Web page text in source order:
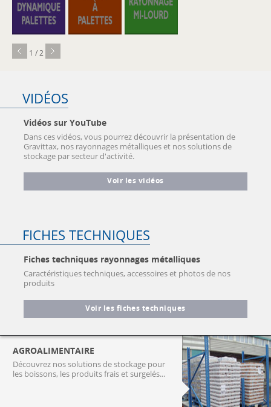
1 / 2
VIDÉOS
Vidéos sur YouTube
Dans ces vidéos, vous pourrez découvrir la présentation de
Gravittax, nos rayonnages métalliques et nos solutions de
stockage par secteur d'activité.
Voir les vidéos
FICHES TECHNIQUES
Fiches techniques rayonnages métalliques
Caractéristiques techniques, accessoires et photos de nos
produits
Voir les fiches techniques
AGROALIMENTAIRE
Découvrez nos solutions de stockage pour
les boissons, les produits frais et surgelés...